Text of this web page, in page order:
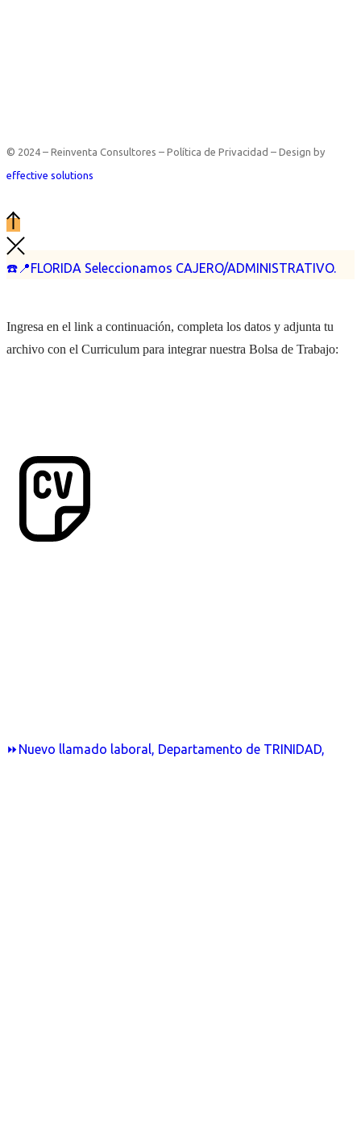
☎️📍FLORIDA Seleccionamos CAJERO/ADMINISTRATIVO.
⏩Nuevo llamado laboral, Departamento de TRINIDAD,
© 2024 – Reinventa Consultores – Política de Privacidad – Design by
effective solutions
Ingresa en el link a continuación, completa los datos y adjunta tu
archivo con el Curriculum para integrar nuestra Bolsa de Trabajo: